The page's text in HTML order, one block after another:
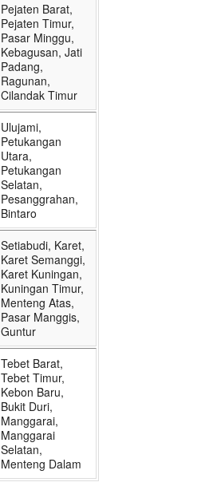
Pejaten Barat,
Pejaten Timur,
Pasar Minggu,
Kebagusan, Jati
Padang,
Ragunan,
Cilandak Timur
Ulujami,
Petukangan
Utara,
Petukangan
Selatan,
Pesanggrahan,
Bintaro
Setiabudi, Karet,
Karet Semanggi,
Karet Kuningan,
Kuningan Timur,
Menteng Atas,
Pasar Manggis,
Guntur
Tebet Barat,
Tebet Timur,
Kebon Baru,
Bukit Duri,
Manggarai,
Manggarai
Selatan,
Menteng Dalam